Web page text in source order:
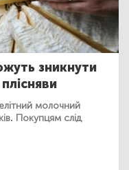
зникнути
молочний
Покупцям слід